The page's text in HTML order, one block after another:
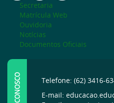
Secretaria
Matrícula Web
Ouvidoria
Notícias
Documentos Oficiais
Telefone: (62) 3416-
E-mail: